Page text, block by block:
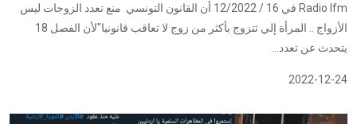
Radio Ifm في 16 / 12/2022 أن القانون التونسي منع تعدد الزوجات ليس
الأزواج .. المرأة إلي تتزوج بأكثر من زوج لا تعاقب قانونيا"لأن الفصل 18
يتحدث عن تعدد...
2022-12-24